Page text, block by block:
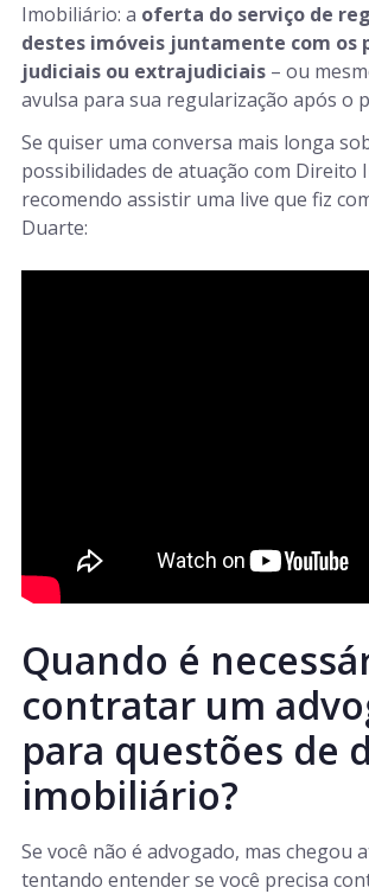
Imobiliário: a oferta do serviço de
destes imóveis juntamente com os
judiciais ou extrajudiciais – ou
avulsa para sua regularização após o
Se quiser uma conversa mais longa
possibilidades de atuação com Direito
recomendo assistir uma live que fiz
Duarte:
Quando é
contratar um
para questões de
imobiliário?
Se você não é advogado, mas chegou
tentando entender se você precisa